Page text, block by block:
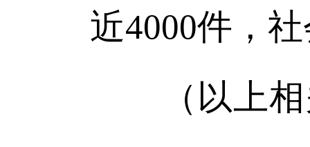
近4000件，
（以上相